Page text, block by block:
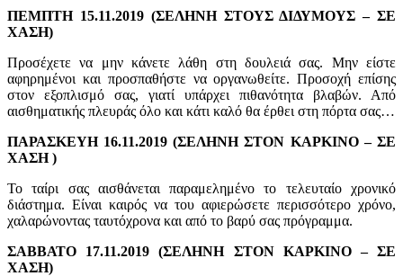
ΠΕΜΠΤΗ 15.11.2019 (ΣΕΛΗΝΗ ΣΤΟΥΣ ΔΙΔΥΜΟΥΣ – ΣΕ
ΧΑΣΗ)
Προσέχετε να μην κάνετε λάθη στη δουλειά σας. Μην είστε
αφηρημένοι και προσπαθήστε να οργανωθείτε. Προσοχή επίσης
στον εξοπλισμό σας, γιατί υπάρχει πιθανότητα βλαβών. Από
αισθηματικής πλευράς όλο και κάτι καλό θα έρθει στη πόρτα σας…
ΠΑΡΑΣΚΕΥΗ 16.11.2019 (ΣΕΛΗΝΗ ΣΤΟΝ ΚΑΡΚΙΝΟ – ΣΕ
ΧΑΣΗ )
Το ταίρι σας αισθάνεται παραμελημένο το τελευταίο χρονικό
διάστημα. Είναι καιρός να του αφιερώσετε περισσότερο χρόνο,
χαλαρώνοντας ταυτόχρονα και από το βαρύ σας πρόγραμμα.
ΣΑΒΒΑΤΟ 17.11.2019 (ΣΕΛΗΝΗ ΣΤΟΝ ΚΑΡΚΙΝΟ – ΣΕ
ΧΑΣΗ)